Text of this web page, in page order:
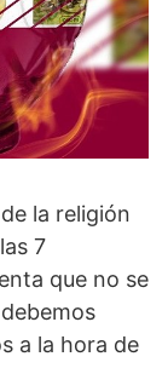
la religión
7
que no se
a la hora de